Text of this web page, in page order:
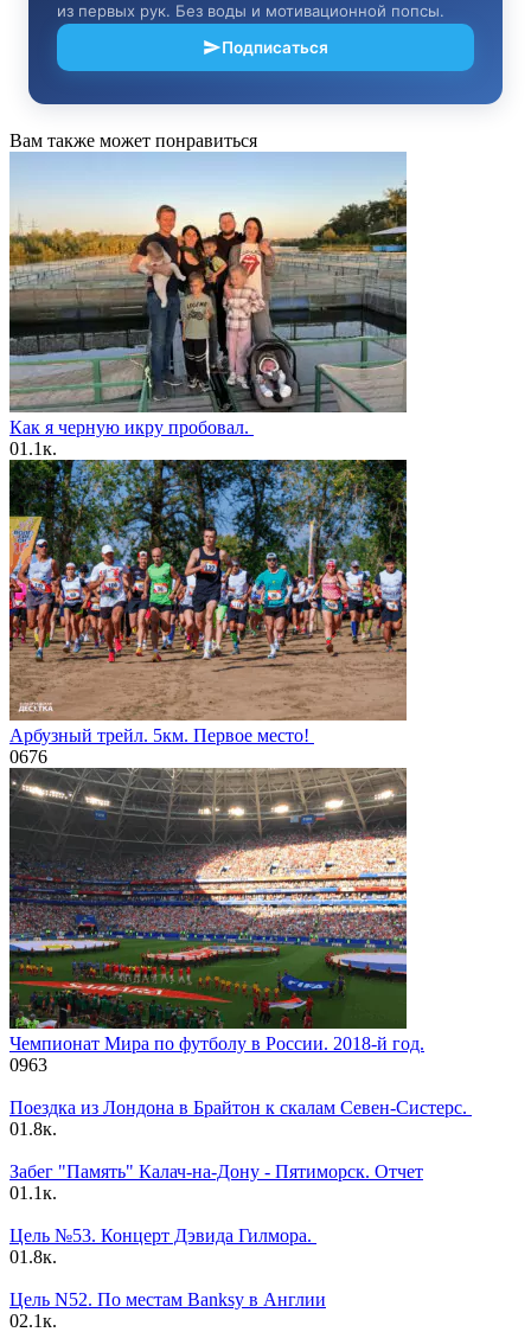
из первых рук. Без воды и мотивационной попсы.
Подписаться
Вам также может понравиться
Как я черную икру пробовал.
01.1к.
Арбузный трейл. 5км. Первое место!
0676
Чемпионат Мира по футболу в России. 2018-й год.
0963
Поездка из Лондона в Брайтон к скалам Севен-Систерс.
01.8к.
Забег "Память" Калач-на-Дону - Пятиморск. Отчет
01.1к.
Цель №53. Концерт Дэвида Гилмора.
01.8к.
Цель N52. По местам Banksy в Англии
02.1к.